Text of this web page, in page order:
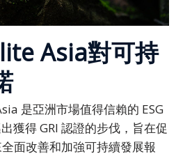
Asia對可持
是亞洲市場值得信賴的 ESG
獲得 GRI 認證的步伐，旨在促
面改善和加強可持續發展報